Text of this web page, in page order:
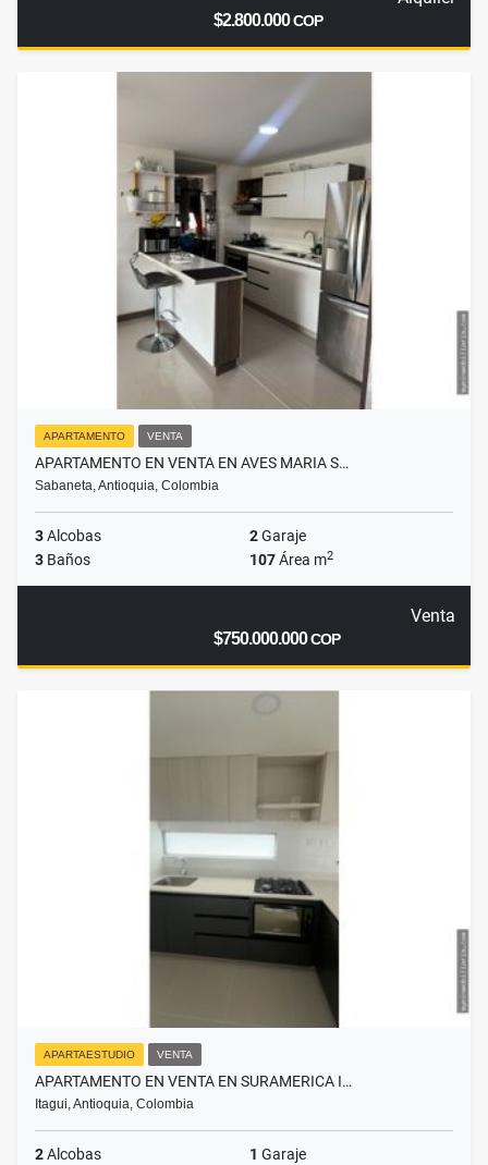
$2.800.000COP
APARTAMENTO VENTA
APARTAMENTO EN VENTA EN AVES MARIA S…
Sabaneta, Antioquia, Colombia
3Alcobas 2Garaje
3 Baños 107Área m2
Venta
$750.000.000COP
APARTAESTUDIO VENTA
APARTAMENTO EN VENTA EN SURAMERICA I…
Itagui, Antioquia, Colombia
2Alcobas 1 Garaje